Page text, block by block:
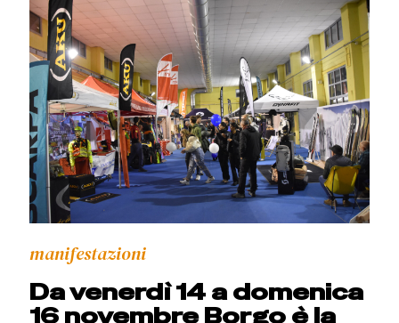
manifestazioni
Da venerdì 14 a domenica
16 novembre Borgo è la